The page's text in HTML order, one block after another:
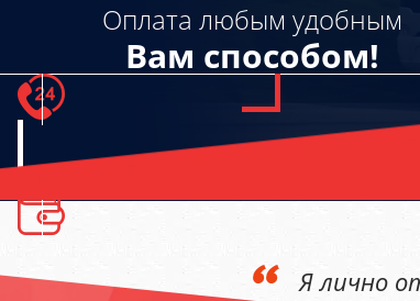
Оплата любым удобным
Вам способом!
Я лично